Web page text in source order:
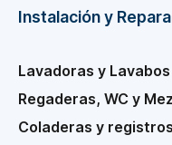
Instalación y
Lavadoras y Lavabos
Regaderas, WC y
Coladeras y